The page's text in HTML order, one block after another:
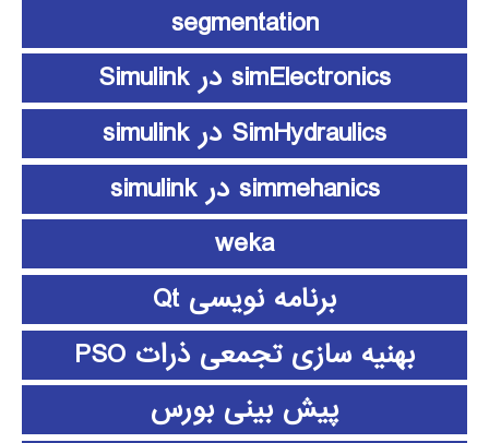
segmentation
simElectronics در Simulink
SimHydraulics در simulink
simmehanics در simulink
weka
برنامه نویسی Qt
بهنیه سازی تجمعی ذرات PSO
پیش بینی بورس